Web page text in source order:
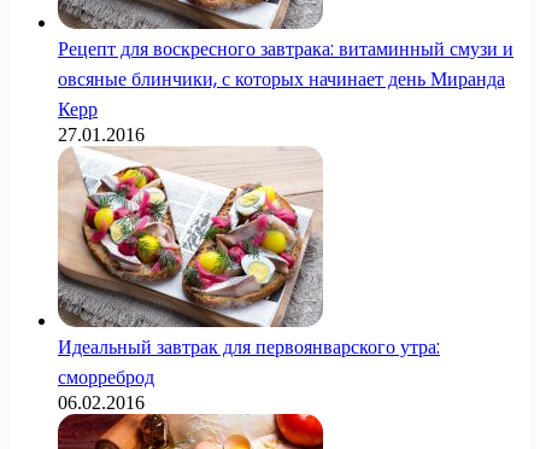
Рецепт для воскресного завтрака: витаминный смузи и
овсяные блинчики, с которых начинает день Миранда
Керр
27.01.2016
Идеальный завтрак для первоянварского утра:
сморреброд
06.02.2016